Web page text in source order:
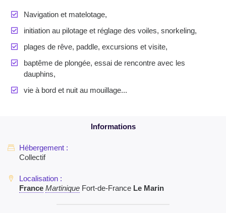
Navigation et matelotage,
initiation au pilotage et réglage des voiles, snorkeling,
plages de rêve, paddle, excursions et visite,
baptême de plongée, essai de rencontre avec les
dauphins,
vie à bord et nuit au mouillage...
Collectif
France Martinique Fort-de-France Le Marin